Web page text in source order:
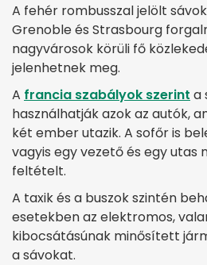
A fehér rombusszal jelölt sávok
Grenoble és Strasbourg
nagyvárosok körüli fő
jelenhetnek meg.
A francia szabályok szerint a
használhatják azok az autók,
két ember utazik. A sofőr is
vagyis egy vezető és egy
feltételt.
A taxik és a buszok szintén
esetekben az elektromos,
kibocsátásúnak minősített
a sávokat.